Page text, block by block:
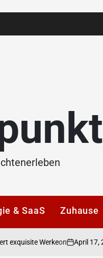
& SaaS Zuhause
Werkeon April 17, 2026